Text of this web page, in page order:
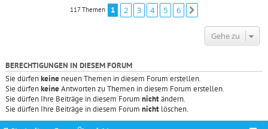
117 Themen 1 2 3 4 5 6
Gehe zu
BERECHTIGUNGEN IN DIESEM FORUM
Sie dürfenkeine neuen Themen in diesem Forum erstellen.
Sie dürfenkeineAntworten zu Themen in diesem Forum erstellen.
Sie dürfen Ihre Beiträge in diesem Forum nichtändern.
Sie dürfen Ihre Beiträge in diesem Forum nicht löschen.